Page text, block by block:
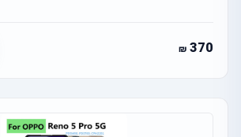
370